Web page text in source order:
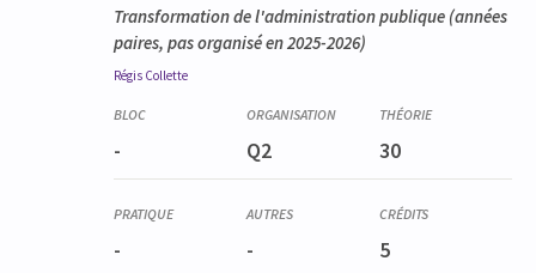
Transformation de l'administration publique (années
paires, pas organisé en 2025-2026)
Régis Collette
- Q2 30
- - 5